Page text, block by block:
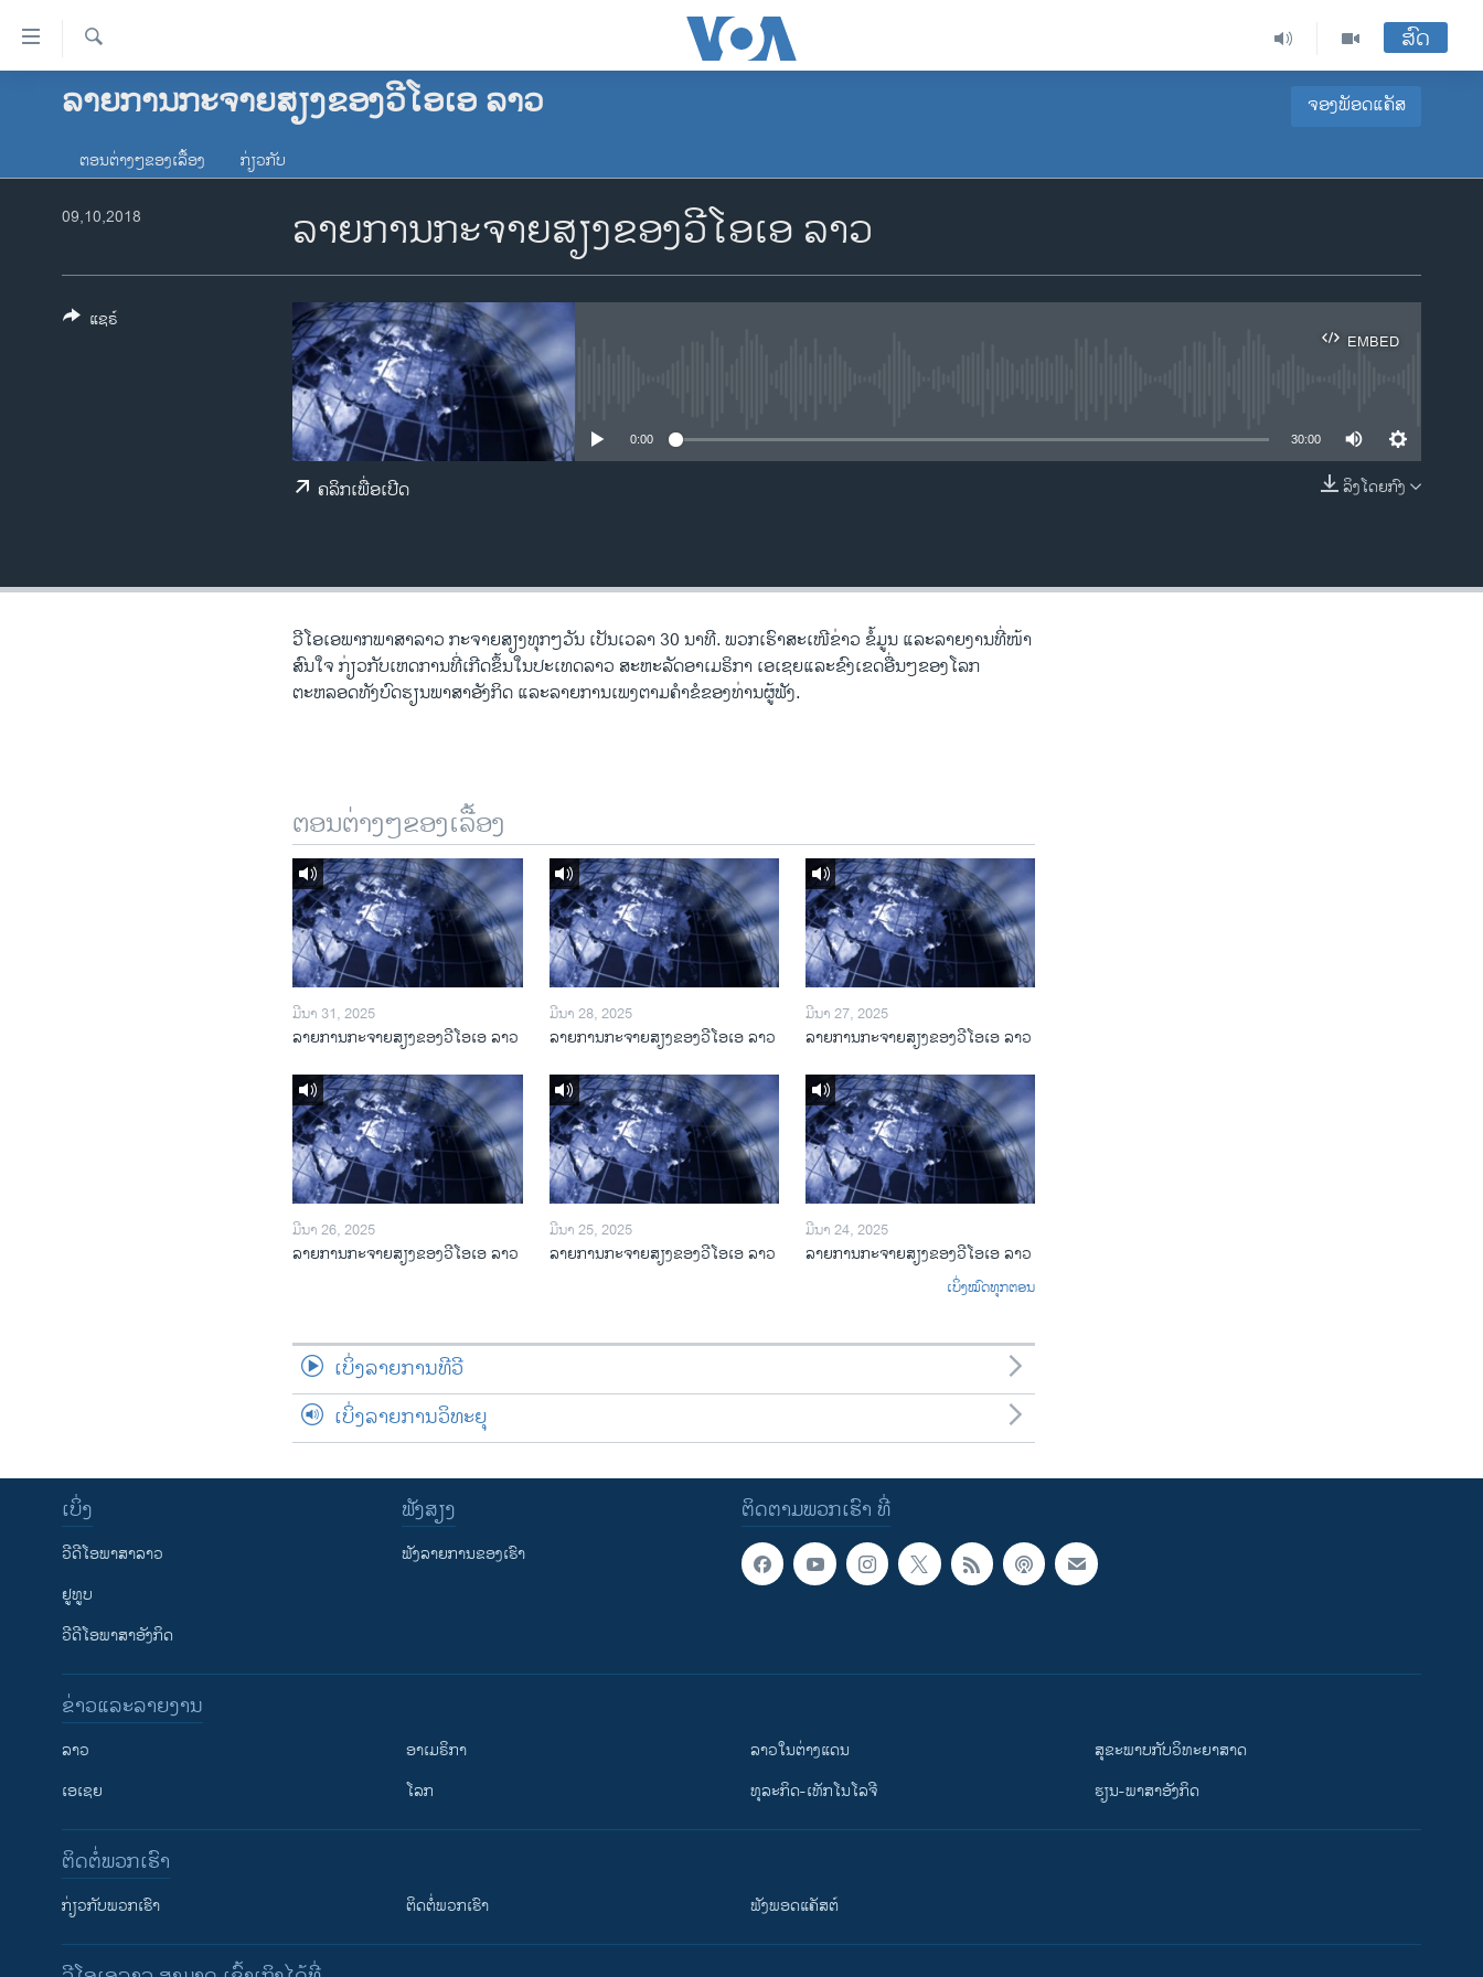
ລິ້ງ
ສຳຫລັບ
ຂ້າມ
ໂຮມເພຈ
ອາເມຣິກາ
ການເລືອກຕັ້ງ ປະທານາທີບໍດີ ສະຫະລັດ
ຂ່າວ​ຈີນ
ພາສາອັງກິດ
ສົດ
ລາຍການກະຈາຍສຽງຂອງວີໂອເອ ລາວ ຈອງພັອດແຄັສ
Apple Podcasts
ຈອງ
ຕອນຕ່າງໆຂອງເລື້ອງ ກ່ຽວກັບ
ລາຍການກະຈາຍສຽງຂອງວີໂອເອ ລາວ
09,10,2018
EMBED
EMBED
0:00 30:00
ລິງໂດຍກົງ
ຄລິກເພື່ອເປີດ
ແຊຣ໌
ວີ​ໂອ​ເອພາກ​ພາສາ​ລາວ​ ກະຈາຍສຽງ​ທຸກໆ​ວັນ ​ເປັນ​ເວລາ 30 ນາທີ. ພວກ​ເຮົາ​ສະ​ເໜີຂ່າວ ຂໍ້​ມູນ ​ແລະ​ລາຍ​ງານ​ທີ່​ໜ້າ​
ສົນ​ໃຈ ກ່ຽວກັບ​​ເຫດການ​​ທີ່​ເກີດ​ຂຶ້ນ​ໃນ​ປະ​ເທດ​ລາວ ສະຫະລັດ​ອ​າ​ເມ​ຣິ​ກາ ​ເອ​ເຊຍ​ແລະ​ຂົງເຂດ​ອື່ນໆ​ຂອງ​ໂລກ
ຕະຫລອດ​ທັງ​ບົດຮຽນ​ພາສາ​ອັງກິດ ​ແລະ​ລາຍການ​ເພງ​ຕາມ​ຄຳ​ຂໍ​ຂອງ​ທ່ານ​ຜູ້​ຟັງ.
ຕອນຕ່າງໆຂອງເລື້ອງ
ມີນາ 31, 2025
ລາຍການກະຈາຍສຽງຂອງວີໂອເອ ລາວ
ມີນາ 28, 2025
ລາຍການກະຈາຍສຽງຂອງວີໂອເອ ລາວ
ມີນາ 27, 2025
ລາຍການກະຈາຍສຽງຂອງວີໂອເອ ລາວ
ມີນາ 26, 2025
ລາຍການກະຈາຍສຽງຂອງວີໂອເອ ລາວ
ມີນາ 25, 2025
ລາຍການກະຈາຍສຽງຂອງວີໂອເອ ລາວ
ມີນາ 24, 2025
ລາຍການກະຈາຍສຽງຂອງວີໂອເອ ລາວ
ເບິ່ງໝົດທຸກຕອນ
ເບິ່ງລາຍການທີວີ
ເບິ່ງລາຍການວິທະຍຸ
ຕິດຕາມພວກເຮົາ ທີ່
ເບິ່ງ
ວີດີໂອພາສາລາວ
ຢູທູບ
ວີດີໂອພາສາອັງກິດ
ຟັງສຽງ
ຟັງລາຍການຂອງເຮົາ
ຂ່າວແລະລາຍງານ
ລາວ
ເອເຊຍ
ອາເມຣິກາ
ໂລກ
ລາວໃນຕ່າງແດນ
ທຸລະກິດ-ເທັກໂນໂລຈີ
ສຸຂະພາບກັບວິທະຍາສາດ
ຮຽນ-ພາສາອັງກິດ
ຕິດຕໍ່ພວກເຮົາ
ກ່ຽວກັບພວກເຮົາ ຕິດຕໍ່ພວກເຮົາ ຟັງພອດແຄັສຕ໌